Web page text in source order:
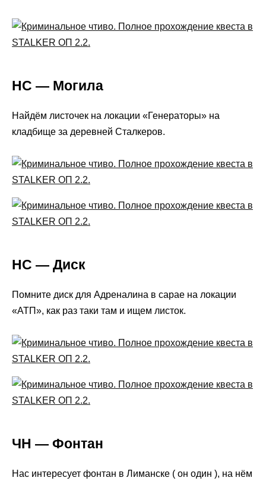
НС — Могила
Найдём листочек на локации «Генераторы» на
кладбище за деревней Сталкеров.
НС — Диск
Помните диск для Адреналина в сарае на локации
«АТП», как раз таки там и ищем листок.
ЧН — Фонтан
Нас интересует фонтан в Лиманске ( он один ), на нём